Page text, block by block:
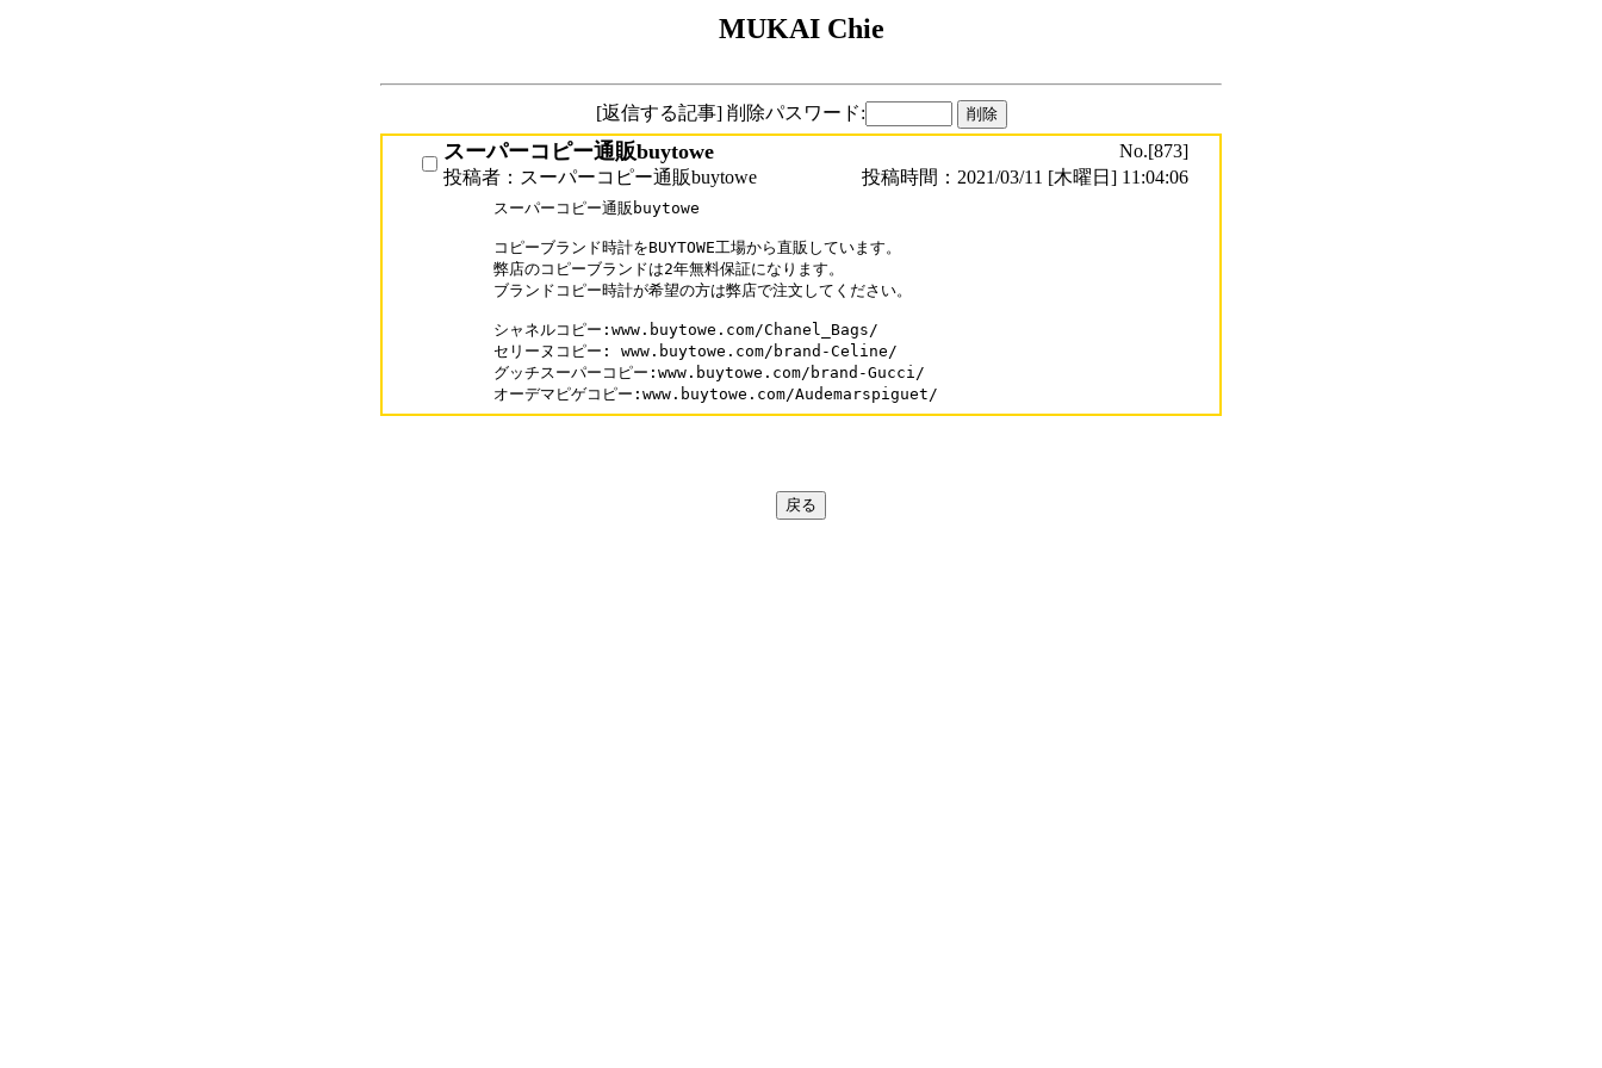
MUKAI Chie
[返信する記事] 削除パスワード:
スーパーコピー通販buytowe
No.[873]
投稿者：スーパーコピー通販buytowe
投稿時間：2021/03/11 [木曜日] 11:04:06
スーパーコピー通販buytowe
コピーブランド時計をBUYTOWE工場から直販しています。
弊店のコピーブランドは2年無料保証になります。
ブランドコピー時計が希望の方は弊店で注文してください。
シャネルコピー:www.buytowe.com/Chanel_Bags/
セリーヌコピー: www.buytowe.com/brand-Celine/
グッチスーパーコピー:www.buytowe.com/brand-Gucci/
オーデマピゲコピー:www.buytowe.com/Audemarspiguet/